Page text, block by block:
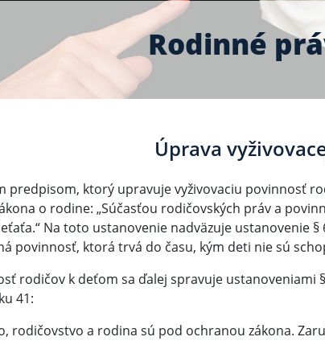
Rodinné
Úprava
predpisom, ktorý upravuje vyživovaciu povinnosť
o rodine: „Súčasťou rodičovských práv a
Na toto ustanovenie nadväzuje ustanovenie
povinnosť, ktorá trvá do času, kým deti nie sú
rodičov k deťom sa ďalej spravuje ustanoveniami
41:
rodičovstvo a rodina sú pod ochranou zákona.